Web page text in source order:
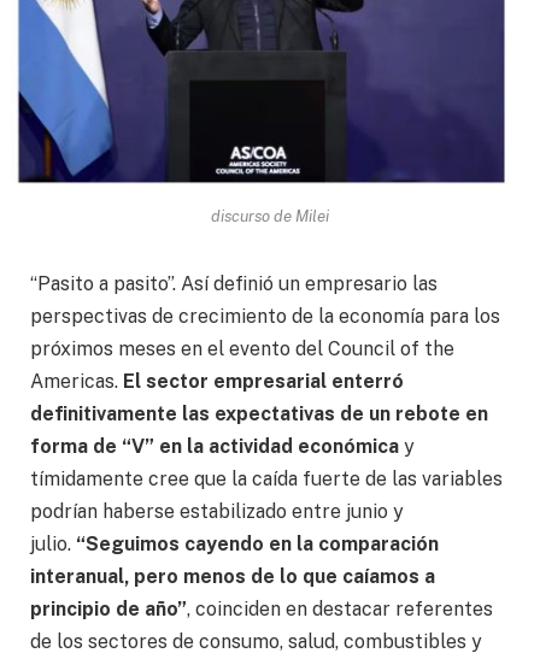
discurso de Milei
“Pasito a pasito”. Así definió un empresario las
perspectivas de crecimiento de la economía para los
próximos meses en el evento del Council of the
Americas. El sector empresarial enterró
definitivamente las expectativas de un rebote en
forma de “V” en la actividad económica y
tímidamente cree que la caída fuerte de las variables
podrían haberse estabilizado entre junio y
julio. “Seguimos cayendo en la comparación
interanual, pero menos de lo que caíamos a
principio de año”, coinciden en destacar referentes
de los sectores de consumo, salud, combustibles y